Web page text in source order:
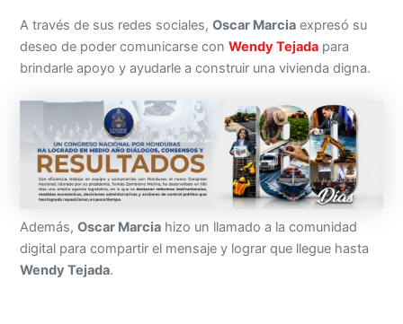
A través de sus redes sociales,Oscar Marcia expresó su
deseo de poder comunicarse conWendy Tejada para
brindarle apoyo y ayudarle a construir una vivienda digna.
Además,Oscar Marcia hizo un llamado a la comunidad
digital para compartir el mensaje y lograr que llegue hasta
Wendy Tejada.